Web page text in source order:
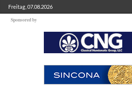
Freitag, 07.08.2026
Sponsored by